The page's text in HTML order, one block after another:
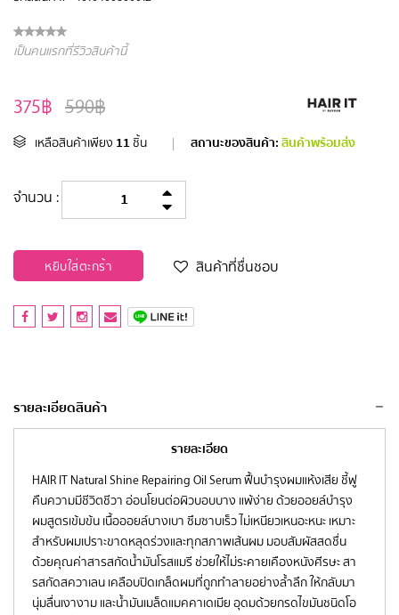
เป็นคนแรกที่รีวิวสินค้านี้
590฿
375฿
เหลือสินค้าเพียง 11 ชิ้น | สถานะของสินค้า:สินค้าพร้อมส่ง
จำนวน :
หยิบใส่ตะกร้า สินค้าที่ชื่นชอบ
รายละเอียดสินค้า
รายละเอียด
HAIR IT Natural Shine Repairing Oil Serum ฟื้นบำรุงผมแห้งเสีย ชี้ฟู
คืนความมีชีวิตชีวา อ่อนโยนต่อผิวบอบบาง แพ้ง่าย ด้วยออยล์บำรุง
ผมสูตรเข้มข้น เนื้อออยล์บางเบา ซึมซาบเร็ว ไม่เหนียวเหนอะหนะ เหมาะ
สำหรับผมเปราะขาดหลุดร่วงและทุกสภาพเส้นผม มอบสัมผัสสดชื่น
ด้วยคุณค่าสารสกัดน้ำมันโรสแมรี ช่วยให้ไม่ระคายเคืองหนังศีรษะ สา
รสกัดสควาเลน เคลือบปิดเกล็ดผมที่ถูกทำลายอย่างล้ำลึก ให้กลับมา
นุ่มลื่นเงางาม และน้ำมันเมล็ดแมคคาเดเมีย อุดมด้วยกรดไขมันชนิดโอ